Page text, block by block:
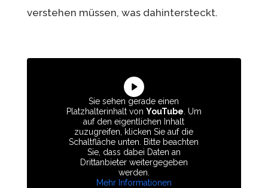
verstehen müssen, was dahintersteckt.
Sie sehen gerade einen
Platzhalterinhalt von YouTube . Um
auf den eigentlichen Inhalt
zuzugreifen, klicken Sie auf die
Schaltfläche unten. Bitte beachten
Sie, dass dabei Daten an
Drittanbieter weitergegeben
werden.
Mehr Informationen